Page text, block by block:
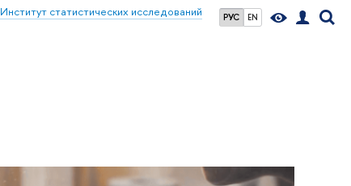
РУС EN
Институт статистических исследований